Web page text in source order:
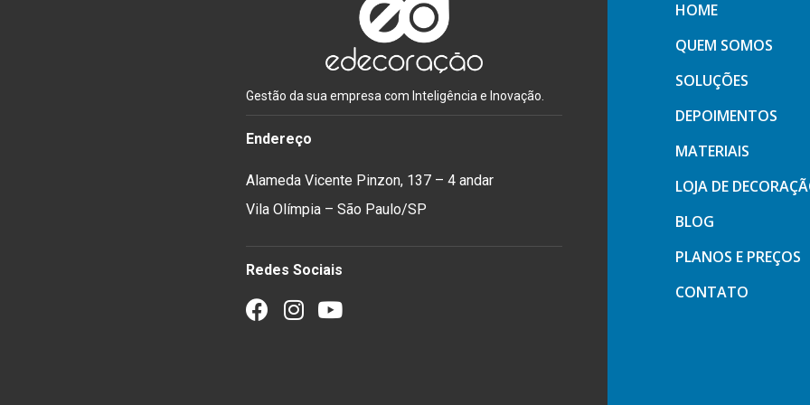
Gestão da sua empresa com Inteligência e Inovação.
Endereço
Alameda Vicente Pinzon, 137 – 4 andar
Vila Olímpia – São Paulo/SP
Redes Sociais
HOME
QUEM SOMOS
SOLUÇÕES
DEPOIMENTOS
MATERIAIS
LOJA DE
BLOG
PLANOS E PREÇOS
CONTATO